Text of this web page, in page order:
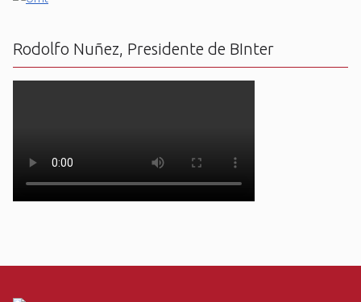
Rodolfo Nuñez, Presidente de BInter